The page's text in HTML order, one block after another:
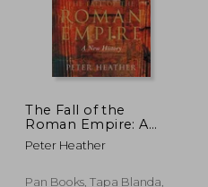
5%
dcto.
The Fall of the
Roman Empire: A
New History
Peter Heather
Pan Books, Tapa Blanda,